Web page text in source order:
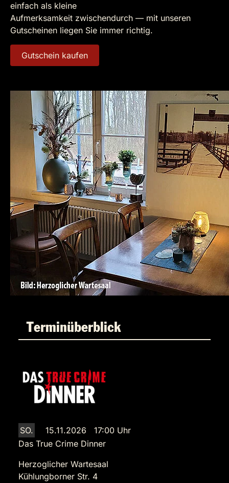
einfach als kleine
Aufmerksamkeit zwischendurch — mit unseren
Gutscheinen liegen Sie immer richtig.
Gutschein kaufen
Terminüberblick
SO.
15.11.2026 17:00 Uhr
Das True Crime Dinner
Herzoglicher Wartesaal
Kühlungborner Str. 4